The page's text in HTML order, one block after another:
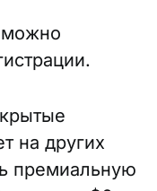
можно
на других
премиальную